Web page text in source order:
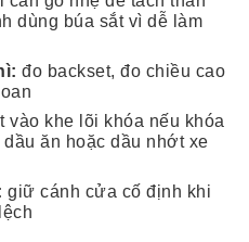
dùng búa sắt vì dễ làm
đo backset, đo chiều cao
vào khe lõi khóa nếu khóa
ăn hoặc dầu nhớt xe
giữ cánh cửa cố định khi